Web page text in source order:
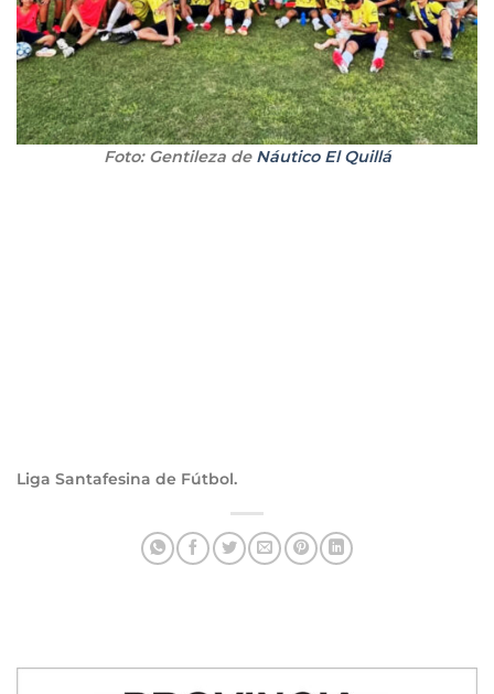
Foto: Gentileza de Náutico El Quillá
Liga Santafesina de Fútbol.